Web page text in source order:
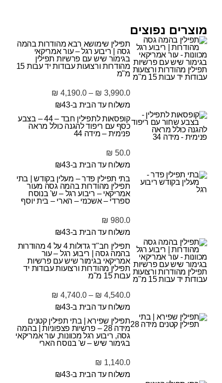
מוצרים נפוצים
תפילין שימושא רבא מהודרות בהמה
גסה | ריבוע רגל – עור אמריקאי
בגימור שיש עם פרשיות תפילין
מהודרות ורצועות עבודות יד עבות 15
מ"מ
3,990.0
₪
–
4,190.0
₪
משלוח עד הבית ב-₪43
קופסאות לתפילין חבד – 44 – בצבע
כסף עם ריפוד להגנה כולל מראה
פנימית – מידה 44
50.0
₪
משלוח עד הבית ב-₪43
בתי תפילין פדר – מעלין בקודש | בתי
תפילין מהודרות בהמה גסה מעור
אמריקאי – ריבוע רגל – ש' בנוסח
ספרדי – אשכנזי – הארי – בית יוסף
980.0
₪
משלוח עד הבית ב-₪43
תפילין חב"ד גדולות 4 על 4 מהודרות
בהמה גסה | ריבוע רגל – עור
אמריקאי בגימור שיש עם פרשיות
תפילין מהודרות ורצועות עבודות יד
עבות 15 מ"מ
4,540.0
₪
–
4,740.0
₪
משלוח עד הבית ב-₪43
תפילין שפירא | בתי תפילין קטנים
מידה 28 – פרשיות פצפוניות | בהמה
גסה, ריבוע רגל מכוונות, עור אמריקאי
בגימור שיש – ש' בנוסח הארי
1,140.0
₪
משלוח עד הבית ב-₪43